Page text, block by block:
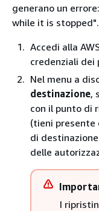
generano un
while it is stopped".
Accedi alla
credenziali dei
Nel menu a
destinazione,
con il punto di
(tieni presente
di
delle
I